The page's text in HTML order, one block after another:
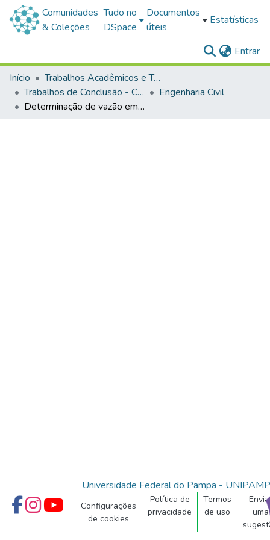
Comunidades
& Coleções
Tudo no
DSpace
Documentos
úteis
Estatísticas
Entrar
Início
Trabalhos Acadêmicos e Técnicos
Trabalhos de Conclusão - Cursos de Graduação
Engenharia Civil
Determinação de vazão em cursos d’água através de diferentes metodologias
Universidade Federal do Pampa -
Configurações
de cookies
Política de
privacidade
Termos
de uso
uma